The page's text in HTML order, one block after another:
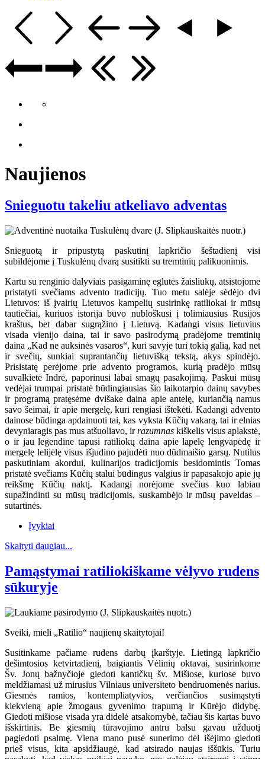
Naujienos
Snieguotu takeliu atkeliavo adventas
Snieguotą ir pripustytą paskutinį lapkričio šeštadienį visi
subildėjome į Tuskulėnų dvarą susitikti su tremtinių palikuonimis.
Kartu su renginio dalyviais pasigaminę eglutės žaisliukų, atsistojome
pristatyti svečiams advento tradicijų. Tuo metu salėje sėdėjo dvi
Lietuvos: iš įvairių Lietuvos kampelių susirinkę ratiliokai ir mūsų
tautiečiai, kuriuos istorija buvo nubloškusi į tolimiausius Rusijos
kraštus, bet dabar sugrąžino į Lietuvą. Kadangi visus lietuvius
visada vienijo daina, tai ir savo pasirodymą pradėjome tremtinių
daina „Kad ne auksinės vasaros“, kuri savyje turi tokią galią, kad net
ir svečių, sunkiai suprantančių lietuvišką tekstą, akys spindėjo.
Prisistatę perėjome prie advento programos, kurią pradėjo mūsų
suvalkietė Indrė, paporinusi labai smagų pasakojimą. Paskui mūsų
vedėjai trumpai pristatė būdingiausias šio laikotarpio dainų savybes
ir programą pratęsėme dvišake daina apie antelę, kuriančią namus
savo šeimai, ir apie mergelę, kuri rengiasi ištekėti. Kadangi advento
dainose būdinga apdainuoti tai, kas vyksta Kūčių vakarą, tai ir elnias
devyniaragis pas mus atšuoliavo, irrazumnas kiškelis visus aplakstė,
o ir jau legendine tapusi ratiliokų daina apie lapelę lengvapėdę ir
mergelę lelijėlę visus išjudino pajudėti nuo dūdmaišio garsų. Nutilus
paskutiniam akordui, kulinarijos tradicijomis besidomintis Tomas
pristatė svečiams Kūčių stalui būdingus valgius ir papasakojo apie jų
reikšmę Kūčių naktį. Kadangi norėjome svečius kuo labiau
supažindinti su mūsų tradicijomis, suskambėjo ir mūsų paveldas –
sutartinės.
Įvykiai
Skaityti daugiau...
Pamąstymai ratiliokiškame vėlyvo rudens
sūkuryje
Sveiki, mieli „Ratilio“ naujienų skaitytojai!
Susitinkame pačiame rudens darbų įkarštyje. Lietingą lapkričio
dešimtosios ketvirtadienį, baigiantis Vėlinių oktavai, susirinkome
Šv. Jonų bažnyčioje giedoti kantičkų šv. Mišiose, kuriose buvo
meldžiamasi už mirusius Vilniaus universiteto bendruomenės narius.
Giesmės ramios, kontempliatyvios, verčiančios susimąstyti
kiekvieną apie žmogaus gyvenimo trapumą ir Kūrėjo didybę.
Giedoti mišiose visada yra didelė atsakomybė, tačiau šis kartas buvo
išskirtinis. Be giesmių tūravojimo antru balsu gavau užduotį
pagiedoti psalmę. Viena mano pusė sunerimo dėl išėjimo giedoti
prieš visus, kita apsidžiaugė, kad atsirado naujas iššūkis. Turiu